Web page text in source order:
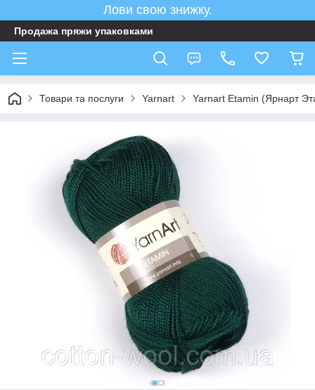
Лови свою знижку.
Продажа пряжи упаковками
Товари та послуги Yarnart Yarnart Etamin (Ярнарт